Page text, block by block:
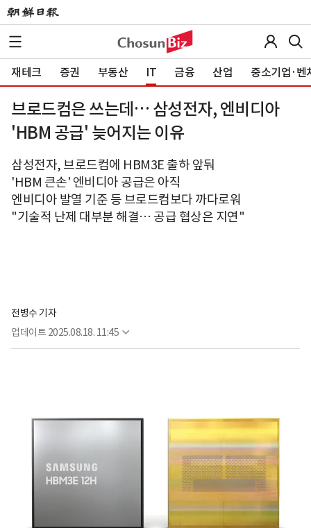
재테크 증권 부동산 IT 금융 산업 중소기업·벤
브로드컴은 쓰는데… 삼성전자, 엔비디아
'HBM 공급' 늦어지는 이유
삼성전자, 브로드컴에 HBM3E 출하 앞둬
'HBM 큰손' 엔비디아 공급은 아직
엔비디아 발열 기준 등 브로드컴보다 까다로워
"기술적 난제 대부분 해결… 공급 협상은 지연"
전병수 기자
업데이트 2025.08.18. 11:45